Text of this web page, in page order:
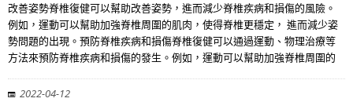
改善姿勢脊椎復健可以幫助改善姿勢，進而減少脊椎疾病和損傷的風險。
例如，運動可以幫助加強脊椎周圍的肌肉，使得脊椎更穩定， 進而減少姿
勢問題的出現。預防脊椎疾病和損傷脊椎復健可以通過運動、物理治療等
方法來預防脊椎疾病和損傷的發生。例如，運動可以幫助加強脊椎周圍的
2022-04-12